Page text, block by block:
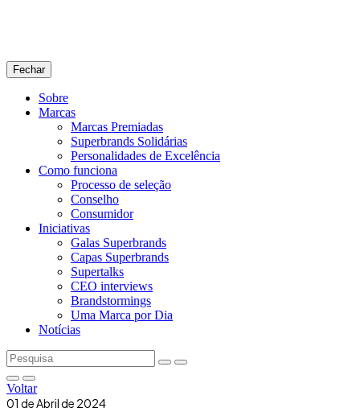
Fechar
Sobre
Marcas
Marcas Premiadas
Superbrands Solidárias
Personalidades de Excelência
Como funciona
Processo de seleção
Conselho
Consumidor
Iniciativas
Galas Superbrands
Capas Superbrands
Supertalks
CEO interviews
Brandstormings
Uma Marca por Dia
Notícias
Voltar
01 de Abril de 2024